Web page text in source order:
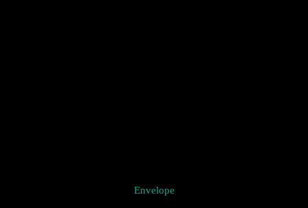
Envelope